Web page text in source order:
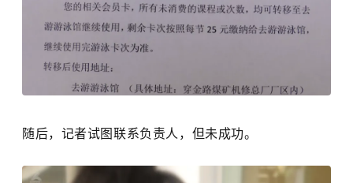
随后，记者试图联系负责人，但未成功。